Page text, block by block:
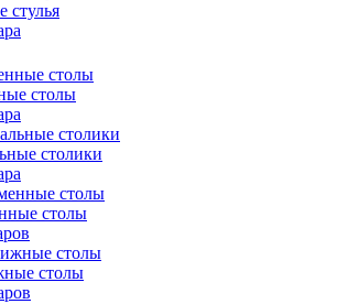
стулья
столы
столики
столы
столы